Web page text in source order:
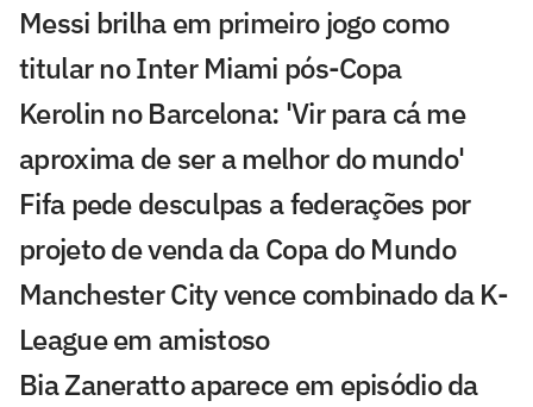
Messi brilha em primeiro jogo como
titular no Inter Miami pós-Copa
Kerolin no Barcelona: 'Vir para cá me
aproxima de ser a melhor do mundo'
Fifa pede desculpas a federações por
projeto de venda da Copa do Mundo
Manchester City vence combinado da K-
League em amistoso
Bia Zaneratto aparece em episódio da